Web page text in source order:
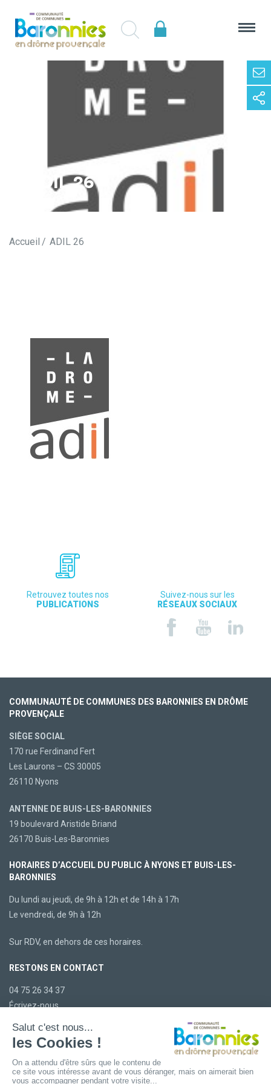
ADIL 26
Accueil ADIL 26
Retrouvez toutes nos
PUBLICATIONS
Suivez-nous sur les
RÉSEAUX SOCIAUX
COMMUNAUTÉ DE COMMUNES DES BARONNIES EN DRÔME
PROVENÇALE
SIÈGE SOCIAL
170 rue Ferdinand Fert
Les Laurons – CS 30005
26110 Nyons
ANTENNE DE BUIS-LES-BARONNIES
19 boulevard Aristide Briand
26170 Buis-Les-Baronnies
HORAIRES D’ACCUEIL DU PUBLIC À NYONS ET BUIS-LES-
BARONNIES
Du lundi au jeudi, de 9h à 12h et de 14h à 17h
Le vendredi, de 9h à 12h
Sur RDV, en dehors de ces horaires.
RESTONS EN CONTACT
04 75 26 34 37
Écrivez-nous
LA CCBDP